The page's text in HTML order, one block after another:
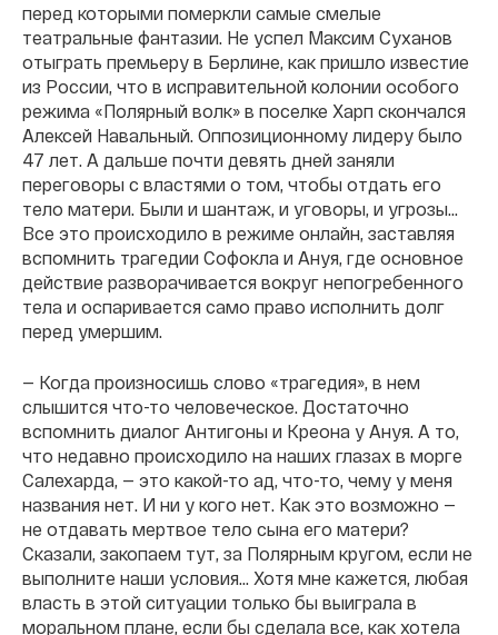
перед которыми померкли самые смелые
театральные фантазии. Не успел Максим Суханов
отыграть премьеру в Берлине, как пришло известие
из России, что в исправительной колонии особого
режима «Полярный волк» в поселке Харп скончался
Алексей Навальный. Оппозиционному лидеру было
47 лет. А дальше почти девять дней заняли
переговоры с властями о том, чтобы отдать его
тело матери. Были и шантаж, и уговоры, и угрозы…
Все это происходило в режиме онлайн, заставляя
вспомнить трагедии Софокла и Ануя, где основное
действие разворачивается вокруг непогребенного
тела и оспаривается само право исполнить долг
перед умершим.
— Когда произносишь слово «трагедия», в нем
слышится что-то человеческое. Достаточно
вспомнить диалог Антигоны и Креона у Ануя. А то,
что недавно происходило на наших глазах в морге
Салехарда, — это какой-то ад, что-то, чему у меня
названия нет. И ни у кого нет. Как это возможно —
не отдавать мертвое тело сына его матери?
Сказали, закопаем тут, за Полярным кругом, если не
выполните наши условия… Хотя мне кажется, любая
власть в этой ситуации только бы выиграла в
моральном плане, если бы сделала все, как хотела